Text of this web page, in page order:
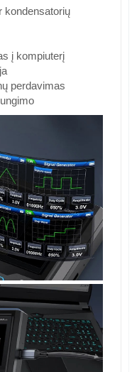
kondensatorių
į kompiuterį
perdavimas